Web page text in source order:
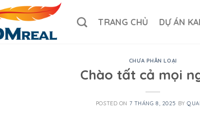
TRANG CHỦ DỰ ÁN
CHƯA PHÂN LOẠI
Chào tất cả mọi
POSTED ON 7 THÁNG 8, 2025 BY